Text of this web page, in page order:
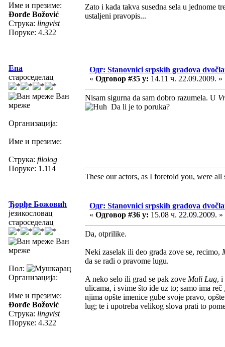
Име и презиме:
Đorđe Božović
Струка: lingvist
Поруке: 4.322
Zato i kada takva susedna sela u jednome
ustaljeni pravopis...
Ena
староседелац
Ван
мреже
Организација:
Име и презиме:
Струка: filolog
Поруке: 1.114
Одг: Stanovnici srpskih gradova
« Одговор #35 у: 14.11 ч. 22.09.2009. »
Nisam sigurna da sam dobro razumela. U
Da li je to poruka?
These our actors, as I foretold you, were
Ђорђе Божовић
језикословац
староседелац
Ван
мреже
Пол:
Организација:
Име и презиме:
Đorđe Božović
Струка: lingvist
Поруке: 4.322
Одг: Stanovnici srpskih gradova
« Одговор #36 у: 15.08 ч. 22.09.2009. »
Da, otprilike.
Neki zaselak ili deo grada zove se, recimo,
da se radi o pravome lugu.
A neko selo ili grad se pak zove Mali Lug, i
ulicama, i svime što ide uz to; samo ima
njima opšte imenice gube svoje pravo,
lug; te i upotreba velikog slova prati to